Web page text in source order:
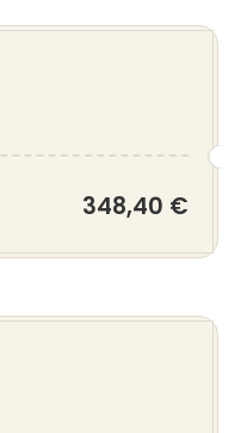
348,40 €